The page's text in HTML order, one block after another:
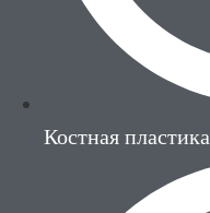
Костная пластика